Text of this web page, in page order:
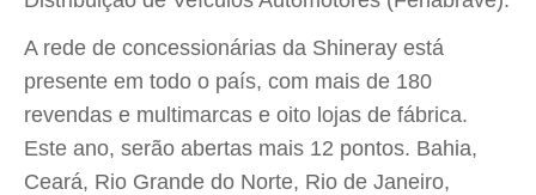
A rede de concessionárias da Shineray está
presente em todo o país, com mais de 180
revendas e multimarcas e oito lojas de fábrica.
Este ano, serão abertas mais 12 pontos. Bahia,
Ceará, Rio Grande do Norte, Rio de Janeiro,